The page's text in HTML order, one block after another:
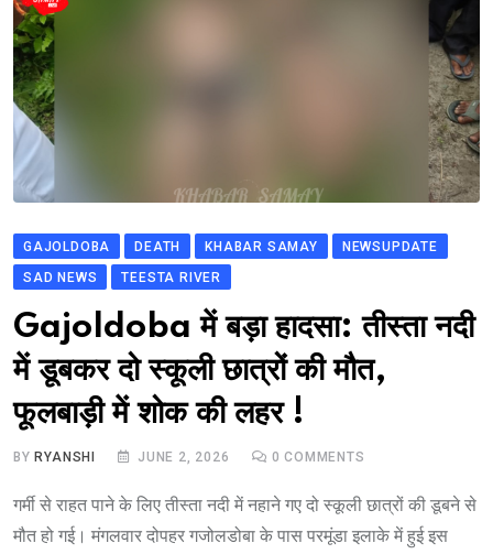
GAJOLDOBA DEATH KHABAR SAMAY
NEWSUPDATE
SAD NEWS
TEESTA RIVER
Gajoldoba में बड़ा हादसा: तीस्ता नदी
में डूबकर दो स्कूली छात्रों की मौत,
फूलबाड़ी में शोक की लहर !
BYRYANSHI JUNE 2, 2026 0 COMMENTS
गर्मी से राहत पाने के लिए तीस्ता नदी में नहाने गए दो स्कूली छात्रों की डूबने से
मौत हो गई। मंगलवार दोपहर गजोलडोबा के पास परमूंडा इलाके में हुई इस